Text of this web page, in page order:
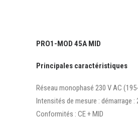
PRO1-MOD 45A MID
Principales caractéristiques
Réseau monophasé 230 V AC
Intensités de mesure : démarrage :
Conformités : CE + MID